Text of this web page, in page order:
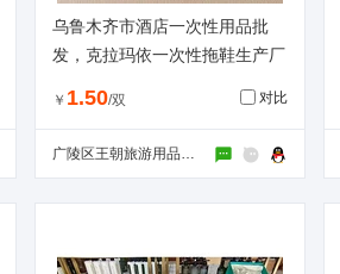
乌鲁木齐市酒店一次性用品批
发，克拉玛依一次性拖鞋生产厂
￥ 1.50/双 对比
广陵区王朝旅游用品经营部